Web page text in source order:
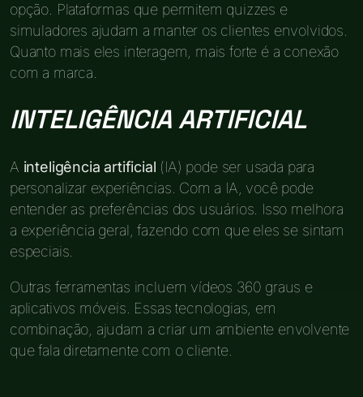
opção. Plataformas que permitem quizzes e
simuladores ajudam a manter os clientes envolvidos.
Quanto mais eles interagem, mais forte é a conexão
com a marca.
INTELIGÊNCIA ARTIFICIAL
A inteligência artificial (IA) pode ser usada para
personalizar experiências. Com a IA, você pode
entender as preferências dos usuários. Isso melhora
a experiência geral, fazendo com que eles se sintam
especiais.
Outras ferramentas incluem vídeos 360 graus e
aplicativos móveis. Essas tecnologias, em
combinação, ajudam a criar um ambiente envolvente
que fala diretamente com o cliente.